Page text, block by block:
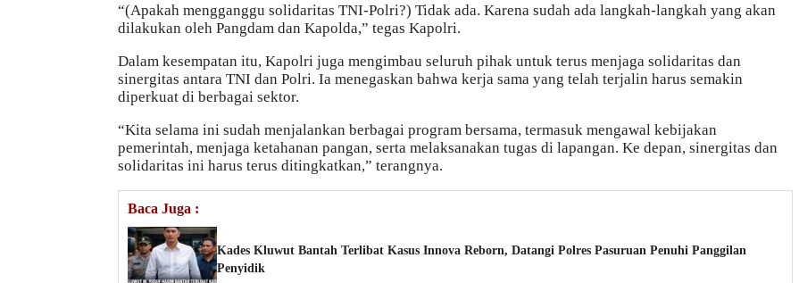
“(Apakah mengganggu solidaritas TNI-Polri?) Tidak ada. Karena sudah ada langkah-langkah yang akan
dilakukan oleh Pangdam dan Kapolda,” tegas Kapolri.
Dalam kesempatan itu, Kapolri juga mengimbau seluruh pihak untuk terus menjaga solidaritas dan
sinergitas antara TNI dan Polri. Ia menegaskan bahwa kerja sama yang telah terjalin harus semakin
diperkuat di berbagai sektor.
“Kita selama ini sudah menjalankan berbagai program bersama, termasuk mengawal kebijakan
pemerintah, menjaga ketahanan pangan, serta melaksanakan tugas di lapangan. Ke depan, sinergitas dan
solidaritas ini harus terus ditingkatkan,” terangnya.
Baca Juga :
Kades Kluwut Bantah Terlibat Kasus Innova Reborn, Datangi Polres Pasuruan Penuhi Panggilan
Penyidik